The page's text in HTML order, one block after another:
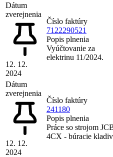
Dátum
zverejnenia
12. 12.
2024
Číslo faktúry
7122290521
Popis plnenia
Vyúčtovanie za
elektrinu 11/2024.
Dátum
zverejnenia
12. 12.
2024
Číslo faktúry
241180
Popis plnenia
Práce so strojom
4CX - búracie